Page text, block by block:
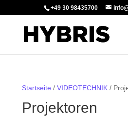
+49 30 98435700
Startseite / VIDEOTECHNIK/
Projektoren